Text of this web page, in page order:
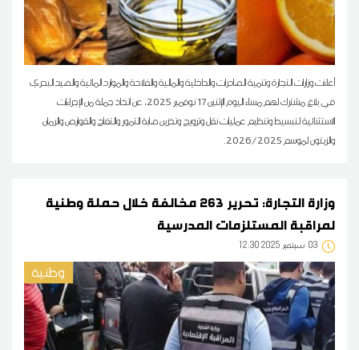
أعلنت وزارات التجارة وتنمية الصادرات والداخلية والمالية والفلاحة والموارد المائية والصيد البحري
في بلاغ مشترك لهم مساء اليوم الإثنين 17 نوفمبر 2025، عن اتخاذ جملة من الإجراءات
الاستثنائية لتبسيط وتنظيم عمليات نقل وترويج وتخزين صابة التمور والتفاح والقوارص والرمان
والزيتون لموسم 2026/2025.
وزارة التجارة: تحرير 263 مخالفة خلال حملة وطنية
لمراقبة المستلزمات المدرسية
03 12:30 2025 سبتمبر
وطنية